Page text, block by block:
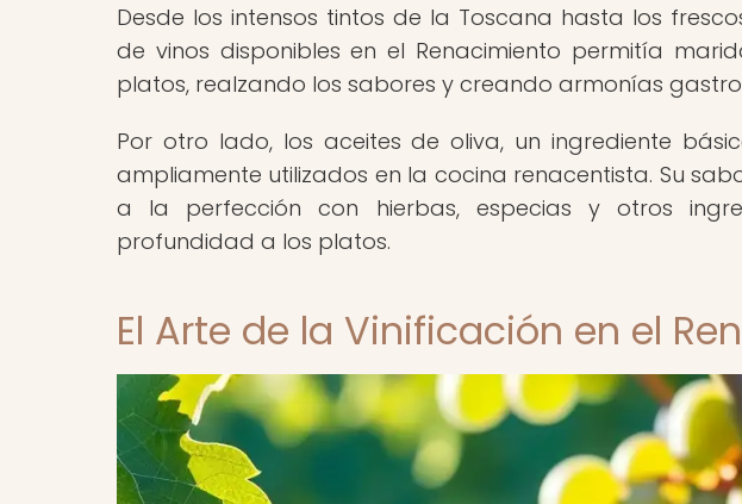
Desde los intensos tintos de la Toscana hasta los
de vinos disponibles en el Renacimiento permitía
platos, realzando los sabores y creando armonías
Por otro lado, los aceites de oliva, un ingrediente
ampliamente utilizados en la cocina renacentista. Su
a la perfección con hierbas, especias y otros
profundidad a los platos.
El Arte de la Vinificación en el